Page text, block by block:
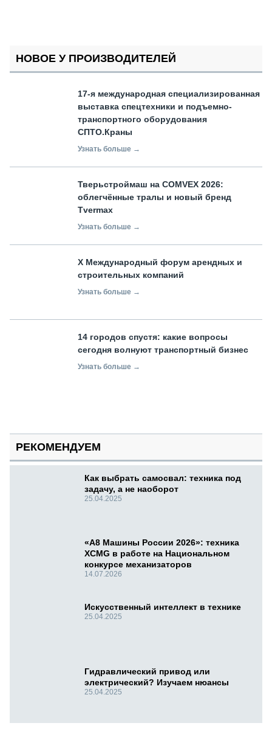
НОВОЕ У ПРОИЗВОДИТЕЛЕЙ
17-я международная специализированная
выставка спецтехники и подъемно-
транспортного оборудования
СПТО.Краны
Узнать больше →
Тверьстроймаш на COMVEX 2026:
облегчённые тралы и новый бренд
Tvermax
Узнать больше →
X Международный форум арендных и
строительных компаний
Узнать больше →
14 городов спустя: какие вопросы
сегодня волнуют транспортный бизнес
Узнать больше →
РЕКОМЕНДУЕМ
Как выбрать самосвал: техника под
задачу, а не наоборот
25.04.2025
«А8 Машины России 2026»: техника
XCMG в работе на Национальном
конкурсе механизаторов
14.07.2026
Искусственный интеллект в технике
25.04.2025
Гидравлический привод или
электрический? Изучаем нюансы
25.04.2025